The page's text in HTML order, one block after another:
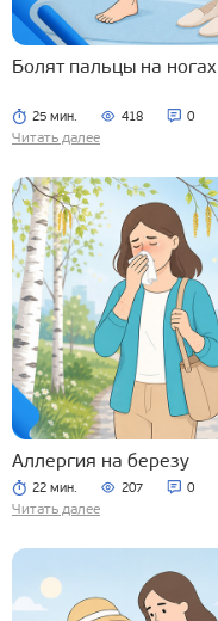
Болят пальцы на ногах
25 мин. 418 0
Читать далее
Аллергия на березу
22 мин. 207 0
Читать далее